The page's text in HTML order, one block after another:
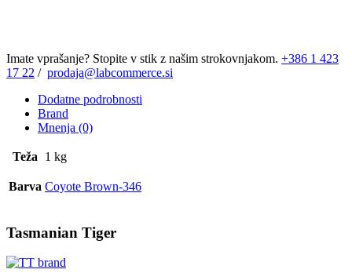
Imate vprašanje? Stopite v stik z našim strokovnjakom. +386 1 423
17 22 / prodaja@labcommerce.si
Dodatne podrobnosti
Brand
Mnenja (0)
Teža 1 kg
Barva Coyote Brown-346
Tasmanian Tiger